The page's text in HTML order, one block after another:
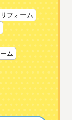
フォーム
ム